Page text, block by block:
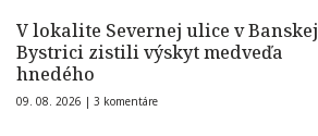
V lokalite Severnej ulice v Banskej
Bystrici zistili výskyt medveďa
hnedého
09. 08. 2026 | 3 komentáre